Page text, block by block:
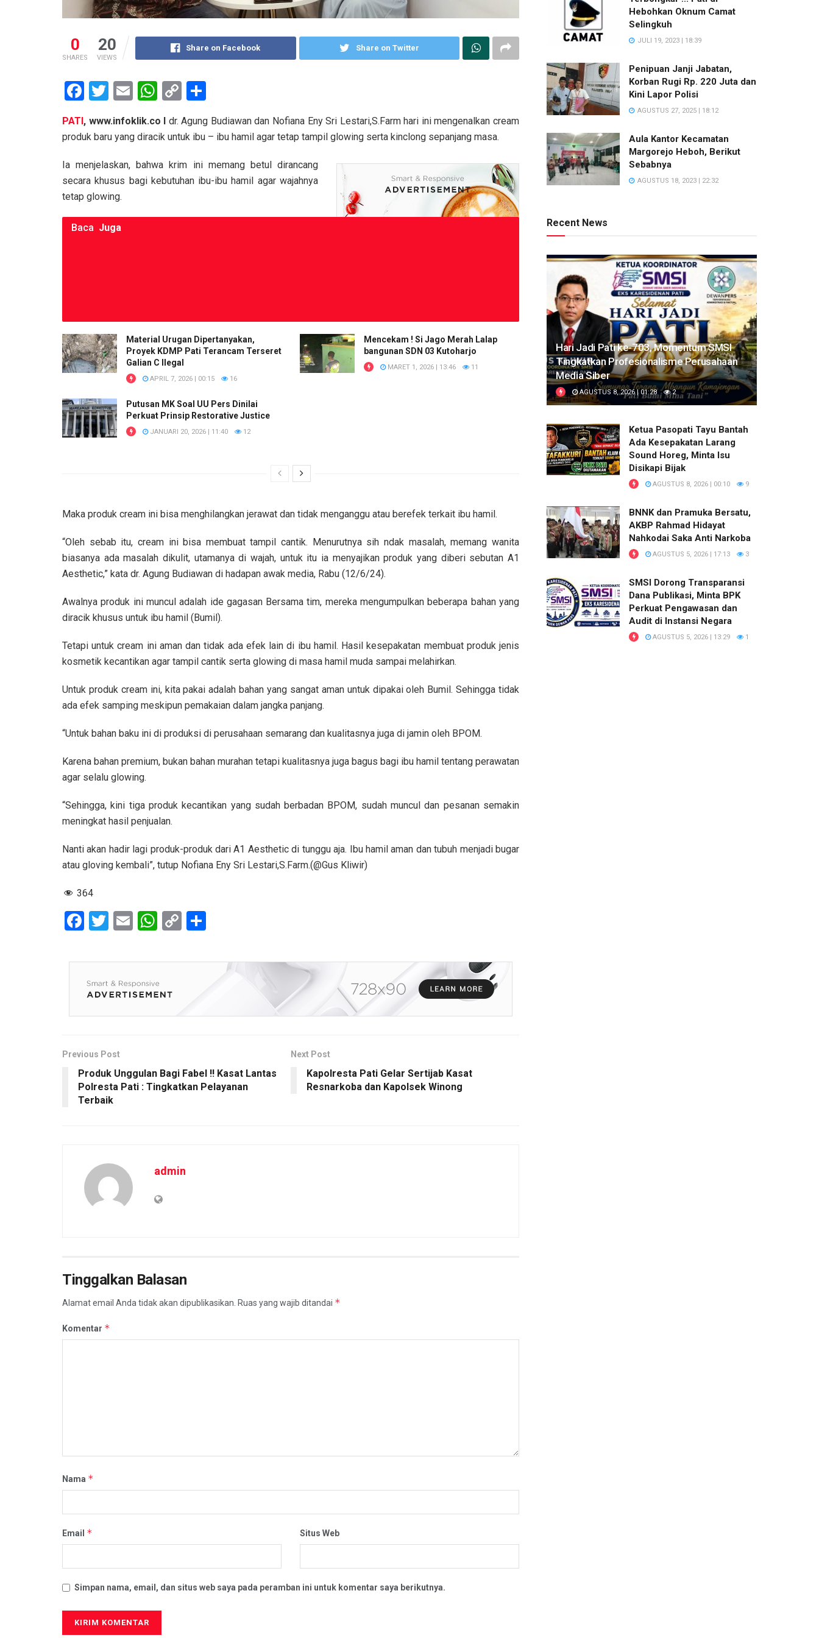
0
SHARES
20
VIEWS
Share on Facebook Share on Twitter
F
ce
o
o
k
T
tt
er
E
ail
W
at
A
p
C
py
n
k
ar
PATI, www.infoklik.co I dr. Agung Budiawan dan Nofiana Eny Sri Lestari,S.Farm hari ini mengenalkan cream
produk baru yang diracik untuk ibu – ibu hamil agar tetap tampil glowing serta kinclong sepanjang masa.
Ia menjelaskan, bahwa krim ini memang betul dirancang
secara khusus bagi kebutuhan ibu-ibu hamil agar wajahnya
tetap glowing.
Baca Juga
Material Urugan Dipertanyakan,
Proyek KDMP Pati Terancam Terseret
Galian C Ilegal
APRIL 7, 2026 | 00:15 16
Mencekam ! Si Jago Merah Lalap
bangunan SDN 03 Kutoharjo
MARET 1, 2026 | 13:46 11
Putusan MK Soal UU Pers Dinilai
Perkuat Prinsip Restorative Justice
JANUARI 20, 2026 | 11:40 12
Maka produk cream ini bisa menghilangkan jerawat dan tidak menganggu atau berefek terkait ibu hamil.
“Oleh sebab itu, cream ini bisa membuat tampil cantik. Menurutnya sih ndak masalah, memang wanita
biasanya ada masalah dikulit, utamanya di wajah, untuk itu ia menyajikan produk yang diberi sebutan A1
Aesthetic,” kata dr. Agung Budiawan di hadapan awak media, Rabu (12/6/24).
Awalnya produk ini muncul adalah ide gagasan Bersama tim, mereka mengumpulkan beberapa bahan yang
diracik khusus untuk ibu hamil (Bumil).
Tetapi untuk cream ini aman dan tidak ada efek lain di ibu hamil. Hasil kesepakatan membuat produk jenis
kosmetik kecantikan agar tampil cantik serta glowing di masa hamil muda sampai melahirkan.
Untuk produk cream ini, kita pakai adalah bahan yang sangat aman untuk dipakai oleh Bumil. Sehingga tidak
ada efek samping meskipun pemakaian dalam jangka panjang.
“Untuk bahan baku ini di produksi di perusahaan semarang dan kualitasnya juga di jamin oleh BPOM.
Karena bahan premium, bukan bahan murahan tetapi kualitasnya juga bagus bagi ibu hamil tentang perawatan
agar selalu glowing.
“Sehingga, kini tiga produk kecantikan yang sudah berbadan BPOM, sudah muncul dan pesanan semakin
meningkat hasil penjualan.
Nanti akan hadir lagi produk-produk dari A1 Aesthetic di tunggu aja. Ibu hamil aman dan tubuh menjadi bugar
atau gloving kembali”, tutup Nofiana Eny Sri Lestari,S.Farm.(@Gus Kliwir)
364
F
ce
b
o
o
T
tt
er
E
ail
W
at
s
A
p
C
py
k
ar
Previous Post
Produk Unggulan Bagi Fabel !! Kasat Lantas
Polresta Pati : Tingkatkan Pelayanan
Terbaik
Next Post
Kapolresta Pati Gelar Sertijab Kasat
Resnarkoba dan Kapolsek Winong
admin
Tinggalkan Balasan
Alamat email Anda tidak akan dipublikasikan. Ruas yang wajib ditandai *
Komentar *
Nama *
Email * Situs Web
Simpan nama, email, dan situs web saya pada peramban ini untuk komentar saya berikutnya.
Hebohkan Oknum Camat
Selingkuh
JULI 19, 2023 | 18:39
Penipuan Janji Jabatan,
Korban Rugi Rp. 220 Juta dan
Kini Lapor Polisi
AGUSTUS 27, 2025 | 18:12
Aula Kantor Kecamatan
Margorejo Heboh, Berikut
Sebabnya
AGUSTUS 18, 2023 | 22:32
Recent News
Hari Jadi Pati ke-703, Momentum SMSI
Tingkatkan Profesionalisme Perusahaan
Media Siber
AGUSTUS 8, 2026 | 01:28 2
Ketua Pasopati Tayu Bantah
Ada Kesepakatan Larang
Sound Horeg, Minta Isu
Disikapi Bijak
AGUSTUS 8, 2026 | 00:10 9
BNNK dan Pramuka Bersatu,
AKBP Rahmad Hidayat
Nahkodai Saka Anti Narkoba
AGUSTUS 5, 2026 | 17:13 3
SMSI Dorong Transparansi
Dana Publikasi, Minta BPK
Perkuat Pengawasan dan
Audit di Instansi Negara
AGUSTUS 5, 2026 | 13:29 1